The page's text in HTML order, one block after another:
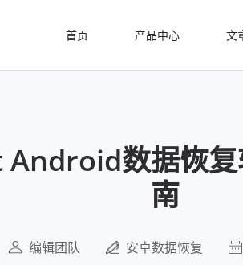
首页 产品中心 文
数据恢复
南
编辑团队 安卓数据恢复